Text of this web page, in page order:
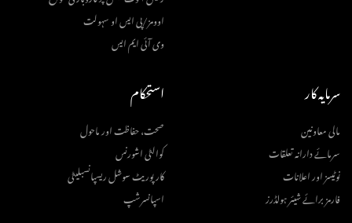
اوومز/پی ایس او سہولت
وی آئی ایم ایس
سرمایہ کار
مالی معاونین
سرمائے دارانہ تعلقات
نوٹیسز اور اعلانات
فارمز برائے شیئر ہولڈرز
استحکام
صحت، حفاظت اور ماحول
کوالٹی اشورنس
کارپوریٹ سوشل ریسپانسبلیٹی
اسپانسرشپ